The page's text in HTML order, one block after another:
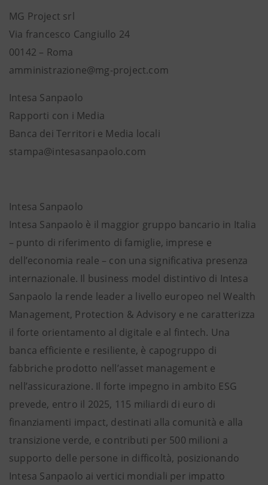
MG Project srl
Via francesco Cangiullo 24
00142 – Roma
amministrazione@mg-project.com
Intesa Sanpaolo
Rapporti con i Media
Banca dei Territori e Media locali
stampa@intesasanpaolo.com
Intesa Sanpaolo
Intesa Sanpaolo è il maggior gruppo bancario in Italia
– punto di riferimento di famiglie, imprese e
dell’economia reale – con una significativa presenza
internazionale. Il business model distintivo di Intesa
Sanpaolo la rende leader a livello europeo nel Wealth
Management, Protection & Advisory e ne caratterizza
il forte orientamento al digitale e al fintech. Una
banca efficiente e resiliente, è capogruppo di
fabbriche prodotto nell’asset management e
nell’assicurazione. Il forte impegno in ambito ESG
prevede, entro il 2025, 115 miliardi di euro di
finanziamenti impact, destinati alla comunità e alla
transizione verde, e contributi per 500 milioni a
supporto delle persone in difficoltà, posizionando
Intesa Sanpaolo ai vertici mondiali per impatto